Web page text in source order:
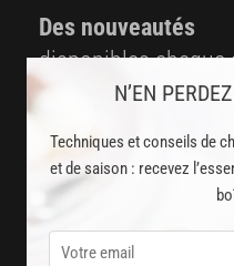
N’EN
Techniques et conseils de
et de saison : recevez
Des nouveautés
disponibles chaque
Stop pub
un service garanti
JE
DÉJÀ